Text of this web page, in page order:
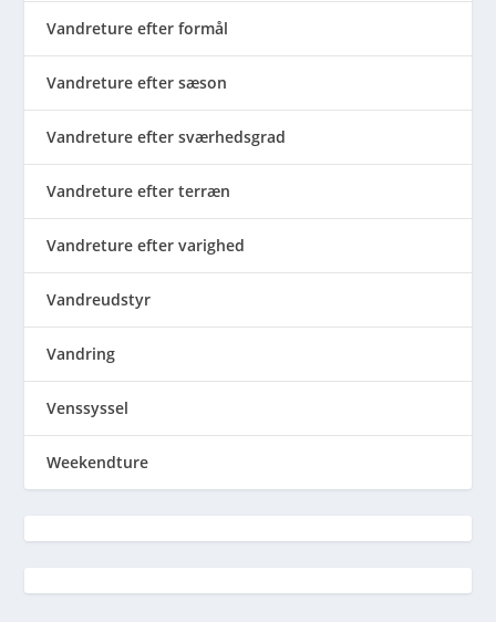
Vandreture efter formål
Vandreture efter sæson
Vandreture efter sværhedsgrad
Vandreture efter terræn
Vandreture efter varighed
Vandreudstyr
Vandring
Venssyssel
Weekendture